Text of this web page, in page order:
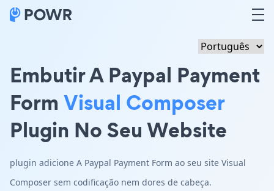
Embutir A Paypal Payment
Form Visual Composer
Plugin No Seu Website
plugin adicione A Paypal Payment Form ao seu site Visual
Composer sem codificação nem dores de cabeça.